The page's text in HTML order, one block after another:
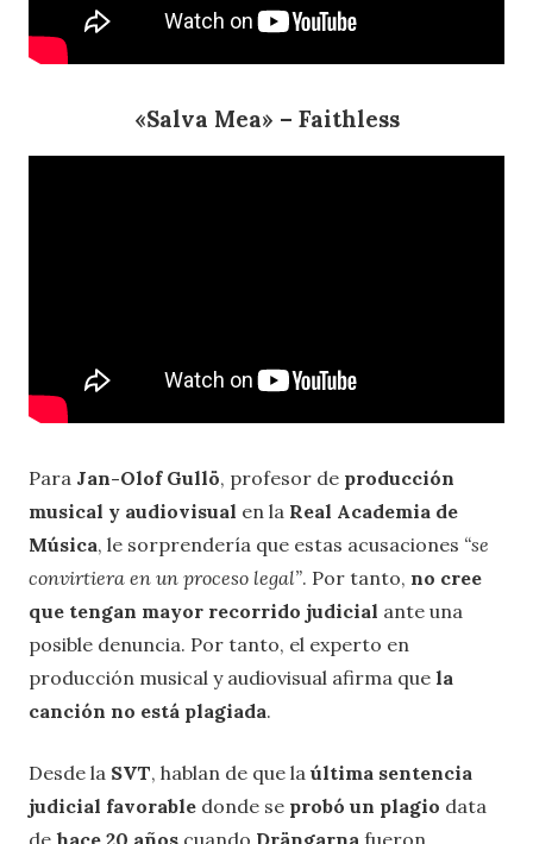
«Salva Mea» – Faithless
Para Jan-Olof Gullö, profesor de producción
musical y audiovisual en la Real Academia de
Música, le sorprendería que estas acusaciones “se
convirtiera en un proceso legal”. Por tanto, no cree
que tengan mayor recorrido judicial ante una
posible denuncia. Por tanto, el experto en
producción musical y audiovisual afirma que la
canción no está plagiada.
Desde la SVT, hablan de que la última sentencia
judicial favorable donde se probó un plagio data